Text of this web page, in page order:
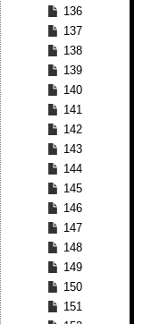
136
137
138
139
140
141
142
143
144
145
146
147
148
149
150
151